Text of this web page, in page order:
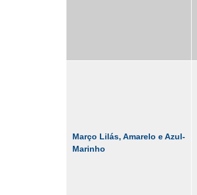
Março Lilás, Amarelo e Azul-
Marinho